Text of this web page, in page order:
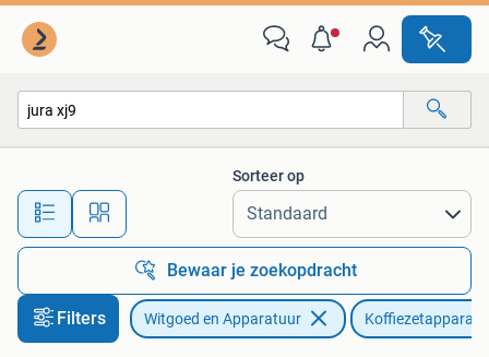
Alle afstanden…
Sorteer op
Bewaar je zoekopdracht
Filters Witgoed en Apparatuur